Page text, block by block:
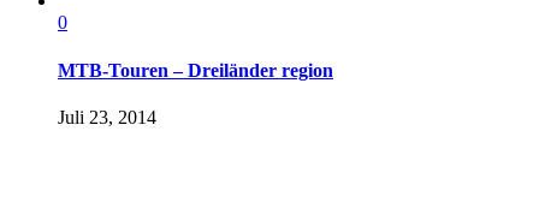
0
MTB-Touren – Dreiländer region
Juli 23, 2014